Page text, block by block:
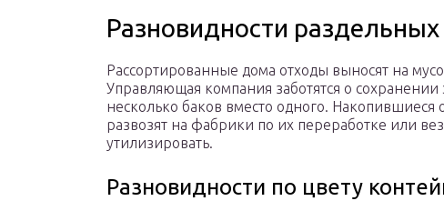
Разновидности
Рассортированные дома отходы выносят на
Управляющая компания заботятся о
несколько баков вместо одного.
развозят на фабрики по их переработке или
утилизировать.
Разновидности по цвету